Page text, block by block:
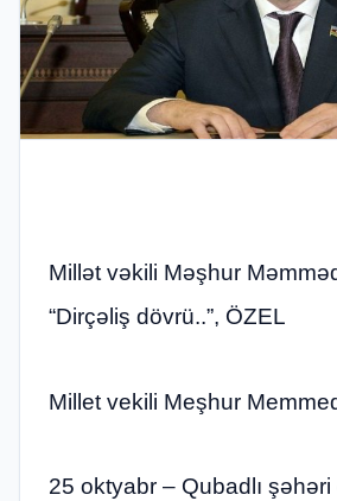
Millət vəkili Məşhur
“Dirçəliş dövrü..”, ÖZEL
Millet vekili Meşhur
25 oktyabr – Qubadlı